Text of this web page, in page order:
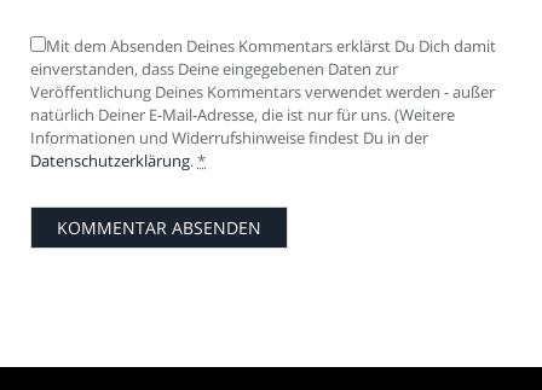
Mit dem Absenden Deines Kommentars erklärst Du Dich damit
einverstanden, dass Deine eingegebenen Daten zur
Veröffentlichung Deines Kommentars verwendet werden - außer
natürlich Deiner E-Mail-Adresse, die ist nur für uns. (Weitere
Informationen und Widerrufshinweise findest Du in der
Datenschutzerklärung.*